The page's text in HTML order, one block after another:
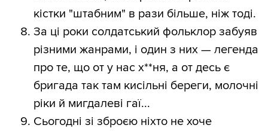
кістки "штабним" в рази більше, ніж тоді.
За ці роки солдатський фольклор забуяв
різними жанрами, і один з них — легенда
про те, що от у нас х**ня, а от десь є
бригада так там кисільні береги, молочні
ріки й мигдалеві гаї...
Сьогодні зі зброєю ніхто не хоче